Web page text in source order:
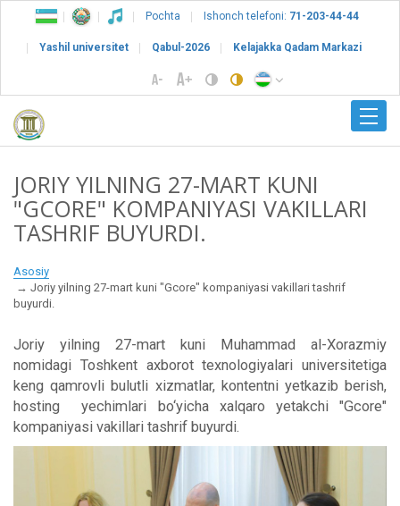
Pochta Ishonch telefoni: 71-203-44-44
Yashil universitet Qabul-2026 Kelajakka Qadam Markazi
JORIY YILNING 27-MART KUNI
"GCORE" KOMPANIYASI VAKILLARI
TASHRIF BUYURDI.
Asosiy
Joriy yilning 27-mart kuni "Gcore" kompaniyasi vakillari tashrif
buyurdi.
Joriy yilning 27-mart kuni Muhammad al-Xorazmiy
nomidagi Toshkent axborot texnologiyalari universitetiga
keng qamrovli bulutli xizmatlar, kontentni yetkazib berish,
hosting yechimlari bo‘yicha xalqaro yetakchi "Gcore"
kompaniyasi vakillari tashrif buyurdi.